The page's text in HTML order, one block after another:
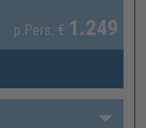
p.Pers. € 1.249